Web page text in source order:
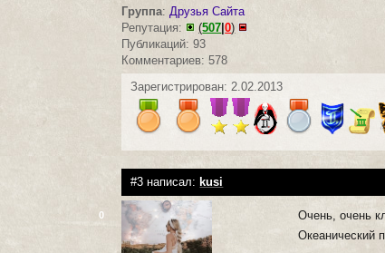
Группа: Друзья Сайта
Репутация:
(507 |0)
Публикаций: 93
Комментариев: 578
Зарегистрирован: 2.02.2013
#3 написал: kusi
0
Очень, очень
Океанический